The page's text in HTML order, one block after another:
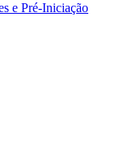
e Pré-Iniciação